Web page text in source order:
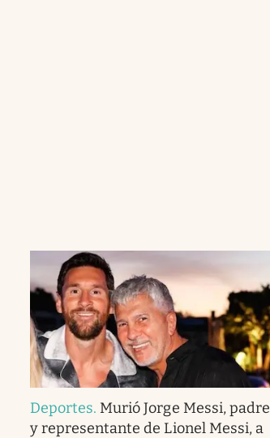
Deportes. Murió Jorge Messi, padre
y representante de Lionel Messi, a